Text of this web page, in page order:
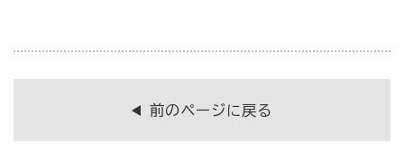
前のページに戻る